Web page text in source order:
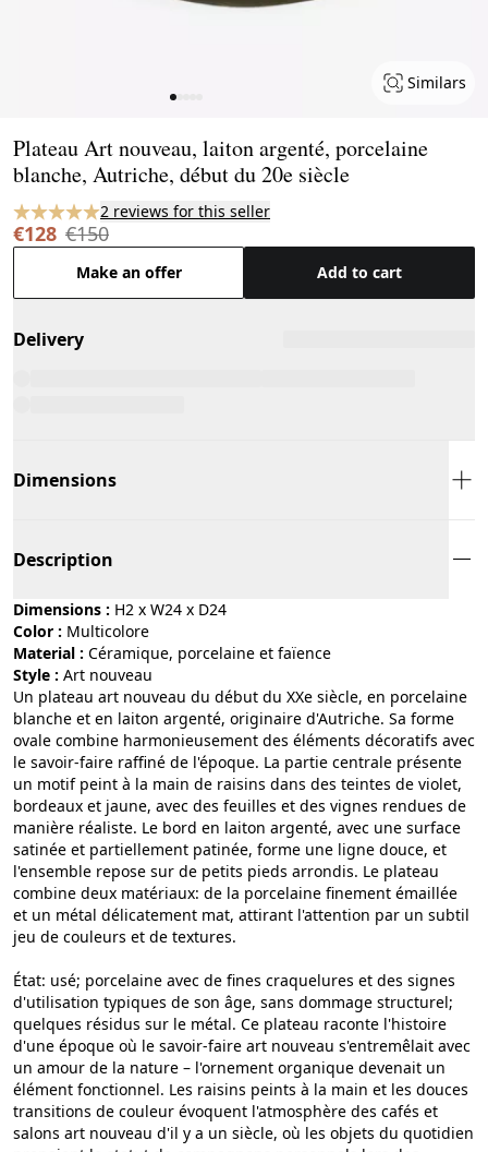
Similars
Plateau Art nouveau, laiton argenté, porcelaine
blanche, Autriche, début du 20e siècle
2 reviews for this seller
€128 €150
Make an offer Add to cart
Delivery
Dimensions
Description
Dimensions : H2 x W24 x D24
Color :
multicolore
Material :
céramique, porcelaine et faïence
Style :
art nouveau
Un plateau art nouveau du début du XXe siècle, en porcelaine
blanche et en laiton argenté, originaire d'Autriche. Sa forme
ovale combine harmonieusement des éléments décoratifs avec
le savoir-faire raffiné de l'époque. La partie centrale présente
un motif peint à la main de raisins dans des teintes de violet,
bordeaux et jaune, avec des feuilles et des vignes rendues de
manière réaliste. Le bord en laiton argenté, avec une surface
satinée et partiellement patinée, forme une ligne douce, et
l'ensemble repose sur de petits pieds arrondis. Le plateau
combine deux matériaux: de la porcelaine finement émaillée
et un métal délicatement mat, attirant l'attention par un subtil
jeu de couleurs et de textures.
État: usé; porcelaine avec de fines craquelures et des signes
d'utilisation typiques de son âge, sans dommage structurel;
quelques résidus sur le métal. Ce plateau raconte l'histoire
d'une époque où le savoir-faire art nouveau s'entremêlait avec
un amour de la nature – l'ornement organique devenait un
élément fonctionnel. Les raisins peints à la main et les douces
transitions de couleur évoquent l'atmosphère des cafés et
salons art nouveau d'il y a un siècle, où les objets du quotidien